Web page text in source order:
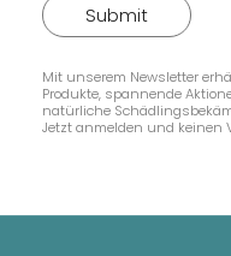
Submit
Mit unserem Newsletter
Produkte, spannende
natürliche
Jetzt anmelden und keinen